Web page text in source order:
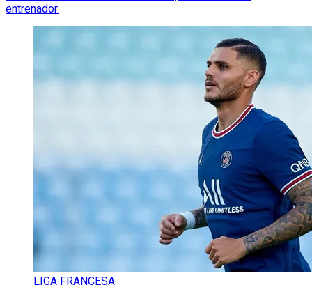
entrenador.
LIGA FRANCESA